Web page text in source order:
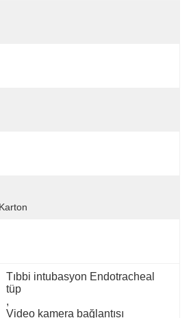
Tıbbi intubasyon Endotracheal
tüp
,
Video kamera bağlantısı